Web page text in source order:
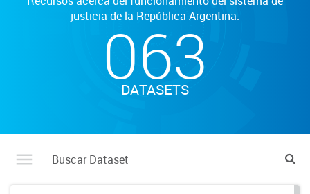
justicia de la República Argentina.
063
DATASETS